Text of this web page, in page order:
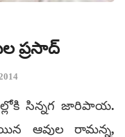
ప్రసాద్
సిన్నగ జారిపాయ.
ఆవుల రామన్న,